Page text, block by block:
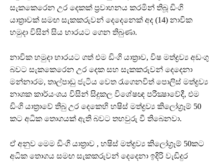
සැකකෙරෙන උර දෙකක් ප්‍රවාහනය කරමින් තිබූ ඩිංගි
යාත්‍රාවක් සමඟ සැකකරුවන් දෙදෙනෙක් අද (14) නාවික
හමුදා විසින් සිය භාරයට ගෙන තිබුණා.
නාවික හමුදා භාරයට ගත් එම ඩිංගි යාත්‍රාව, විෂ මත්ද්‍රව්‍ය අඩංගු
බවට සැකකෙරෙන උර දෙක සහ සැකකරුවන් දෙදෙනා
මන්නාරම, තාල්පාඩු ජැටිය වෙත රැගෙනවිත් පොලිස් මත්ද්‍රව්‍ය
නාශක කාර්යංශය විසින් සිදුකල විශේෂඥ පරීක්‍ෂාවේදී, එම
ඩිංගි යාත්‍රාවේ තිබු උර දෙකෙහි හෂිස් මත්ද්‍රව්‍ය කිලෝග්‍රෑම් 50
කට අධික තොගයක් ඇති බවට තහවුරු වී තිබෙනවා.
ඒ අනුව මෙම ඩිංගි යාත්‍රාව , හෂිස් මත්ද්‍රව්‍ය කිලෝග්‍රෑම් 50කට
අධික තොගය සමඟ සැකකරුවන් දෙදෙනා ඉදිරි වැඩිදුර